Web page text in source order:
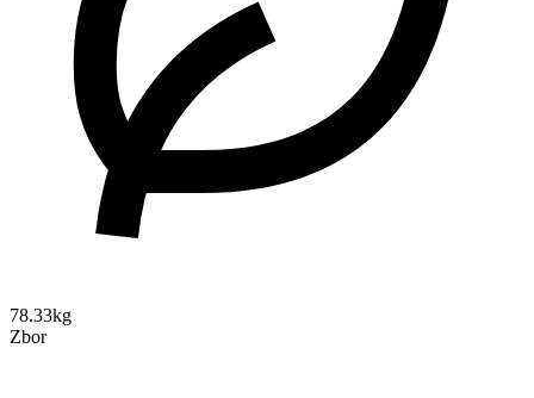
78.33kg
Zbor